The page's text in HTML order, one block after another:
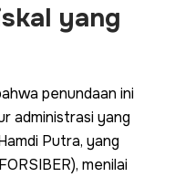
yang
penundaan ini
administrasi yang
Putra, yang
menilai